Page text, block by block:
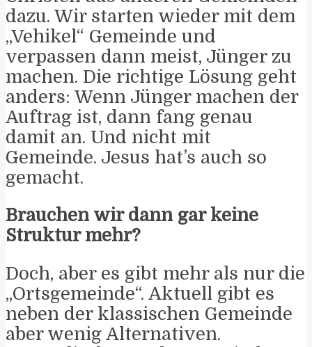
dazu. Wir starten wieder mit dem
„Vehikel“ Gemeinde und
verpassen dann meist, Jünger zu
machen. Die richtige Lösung geht
anders: Wenn Jünger machen der
Auftrag ist, dann fang genau
damit an. Und nicht mit
Gemeinde. Jesus hat’s auch so
gemacht.
Brauchen wir dann gar keine
Struktur mehr?
Doch, aber es gibt mehr als nur die
„Ortsgemeinde“. Aktuell gibt es
neben der klassischen Gemeinde
aber wenig Alternativen.